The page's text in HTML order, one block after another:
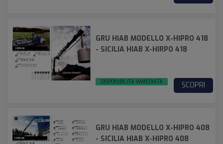
GRU HIAB MODELLO X-HIPRO 418
- SICILIA HIAB X-HIRPO 418
DISPONIBILITÀ IMMEDIATA SCOPRI
GRU HIAB MODELLO X-HIPRO 408
- SICILIA HIAB X-HIPRO 408